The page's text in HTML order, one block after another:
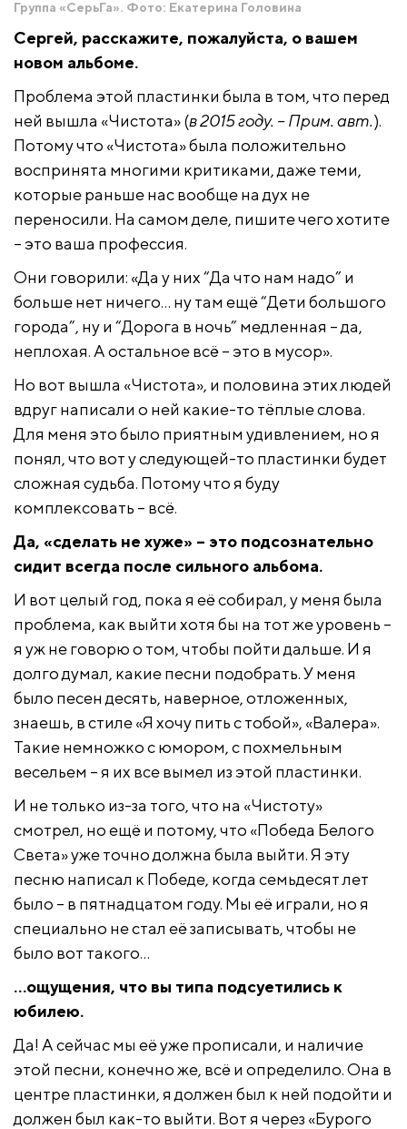
Группа «СерьГа». Фото: Екатерина Головина
Сергей, расскажите, пожалуйста, о вашем
новом альбоме.
Проблема этой пластинки была в том, что перед
ней вышла «Чистота» (в 2015 году. – Прим. авт.).
Потому что «Чистота» была положительно
воспринята многими критиками, даже теми,
которые раньше нас вообще на дух не
переносили. На самом деле, пишите чего хотите
– это ваша профессия.
Они говорили: «Да у них “Да что нам надо” и
больше нет ничего… ну там ещё “Дети большого
города”, ну и “Дорога в ночь” медленная – да,
неплохая. А остальное всё – это в мусор».
Но вот вышла «Чистота», и половина этих людей
вдруг написали о ней какие-то тёплые слова.
Для меня это было приятным удивлением, но я
понял, что вот у следующей-то пластинки будет
сложная судьба. Потому что я буду
комплексовать – всё.
Да, «сделать не хуже» – это подсознательно
сидит всегда после сильного альбома.
И вот целый год, пока я её собирал, у меня была
проблема, как выйти хотя бы на тот же уровень –
я уж не говорю о том, чтобы пойти дальше. И я
долго думал, какие песни подобрать. У меня
было песен десять, наверное, отложенных,
знаешь, в стиле «Я хочу пить с тобой», «Валера».
Такие немножко с юмором, с похмельным
весельем – я их все вымел из этой пластинки.
И не только из-за того, что на «Чистоту»
смотрел, но ещё и потому, что «Победа Белого
Света» уже точно должна была выйти. Я эту
песню написал к Победе, когда семьдесят лет
было – в пятнадцатом году. Мы её играли, но я
специально не стал её записывать, чтобы не
было вот такого…
…ощущения, что вы типа подсуетились к
юбилею.
Да! А сейчас мы её уже прописали, и наличие
этой песни, конечно же, всё и определило. Она в
центре пластинки, я должен был к ней подойти и
должен был как-то выйти. Вот я через «Бурого